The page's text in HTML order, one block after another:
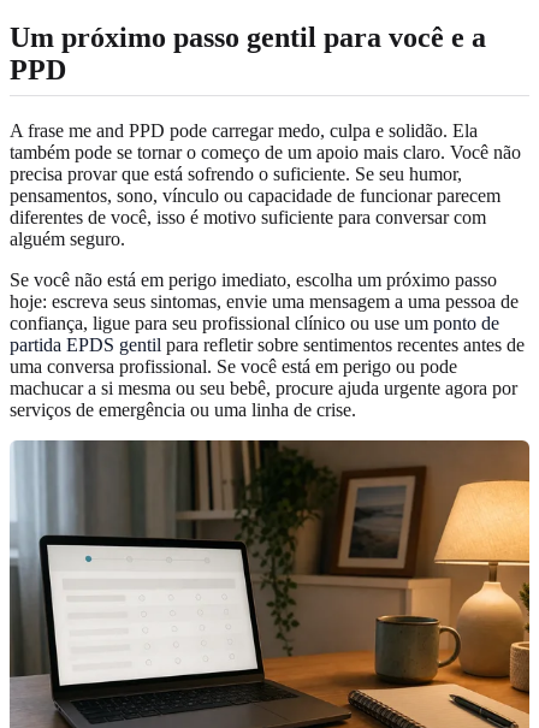
Um próximo passo gentil para você e a
PPD
A frase me and PPD pode carregar medo, culpa e solidão. Ela
também pode se tornar o começo de um apoio mais claro. Você não
precisa provar que está sofrendo o suficiente. Se seu humor,
pensamentos, sono, vínculo ou capacidade de funcionar parecem
diferentes de você, isso é motivo suficiente para conversar com
alguém seguro.
Se você não está em perigo imediato, escolha um próximo passo
hoje: escreva seus sintomas, envie uma mensagem a uma pessoa de
confiança, ligue para seu profissional clínico ou use um ponto de
partida EPDS gentil para refletir sobre sentimentos recentes antes de
uma conversa profissional. Se você está em perigo ou pode
machucar a si mesma ou seu bebê, procure ajuda urgente agora por
serviços de emergência ou uma linha de crise.